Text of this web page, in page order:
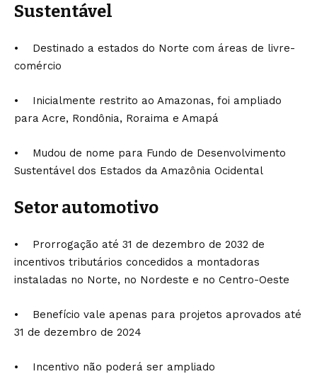
Sustentável
• Destinado a estados do Norte com áreas de livre-
comércio
• Inicialmente restrito ao Amazonas, foi ampliado
para Acre, Rondônia, Roraima e Amapá
• Mudou de nome para Fundo de Desenvolvimento
Sustentável dos Estados da Amazônia Ocidental
Setor automotivo
• Prorrogação até 31 de dezembro de 2032 de
incentivos tributários concedidos a montadoras
instaladas no Norte, no Nordeste e no Centro-Oeste
• Benefício vale apenas para projetos aprovados até
31 de dezembro de 2024
• Incentivo não poderá ser ampliado